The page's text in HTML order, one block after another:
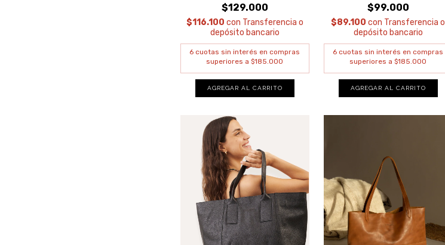
$129.000
$116.100 con Transferencia o
depósito bancario
$99.000
$89.100con Transferencia o
depósito bancario